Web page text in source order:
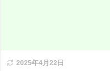
2025年4月22日